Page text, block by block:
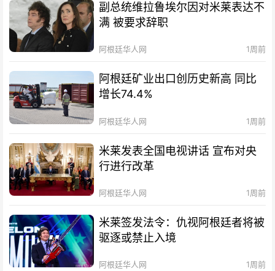
副总统维拉鲁埃尔因对米莱表达不
满 被要求辞职
阿根廷华人网 1周前
阿根廷矿业出口创历史新高 同比
增长74.4%
阿根廷华人网 1周前
米莱发表全国电视讲话 宣布对央
行进行改革
阿根廷华人网 1周前
米莱签发法令：仇视阿根廷者将被
驱逐或禁止入境
阿根廷华人网 1周前